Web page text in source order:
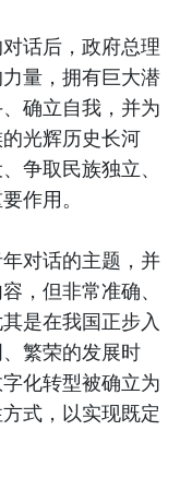
话后，政府总理
量，拥有巨大潜
确立自我，并为
光辉历史长河
争取民族独立、
作用。
对话的主题，并
，但非常准确、
是在我国正步入
繁荣的发展时
化转型被确立为
式，以实现既定